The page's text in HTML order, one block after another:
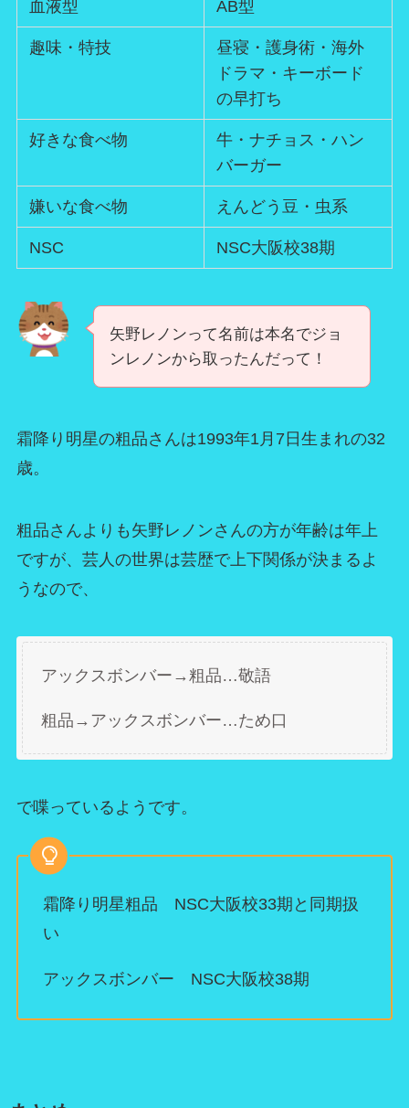
血液型 AB型
趣味・特技
昼寝・護身術・海外
ドラマ・キーボード
の早打ち
好きな食べ物
牛・ナチョス・ハン
バーガー
嫌いな食べ物 えんどう豆・虫系
NSC NSC大阪校38期
矢野レノンって名前は本名でジョ
ンレノンから取ったんだって！
霜降り明星の粗品さんは1993年1月7日生まれの32
歳。
粗品さんよりも矢野レノンさんの方が年齢は年上
ですが、芸人の世界は芸歴で上下関係が決まるよ
うなので、
アックスボンバー→粗品…敬語
粗品→アックスボンバー…ため口
で喋っているようです。
霜降り明星粗品 NSC大阪校33期と同期扱
い
アックスボンバー NSC大阪校38期